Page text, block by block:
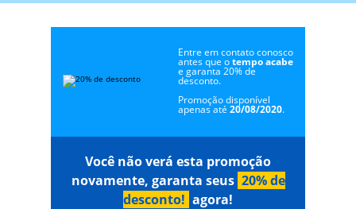
Entre em contato conosco
antes que otempo acabe
e garanta 20% de
desconto.
Promoção disponível
apenas até 20/08/2020.
Você não verá esta promoção
novamente, garanta seus 20% de
desconto! agora!